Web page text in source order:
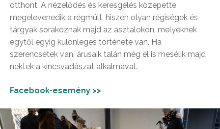
otthont. A nézelődés és keresgélés közepette
megelevenedik a régmúlt, hiszen olyan régiségek és
tárgyak sorakoznak majd az asztalokon, melyeknek
egytől egyig különleges története van. Ha
szerencsétek van, árusaik talán még el is mesélik majd
nektek a kincsvadászat alkalmával.
Facebook-esemény >>